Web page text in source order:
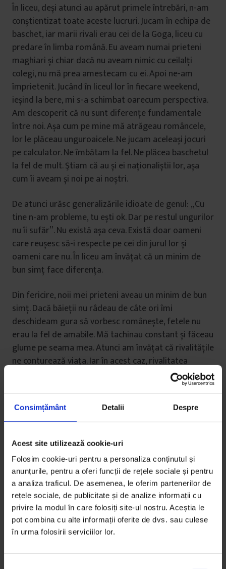
Consimțământ Detalii Despre
Acest site utilizează cookie-uri
Folosim cookie-uri pentru a personaliza conținutul și
anunțurile, pentru a oferi funcții de rețele sociale și pentru
a analiza traficul. De asemenea, le oferim partenerilor de
rețele sociale, de publicitate și de analize informații cu
privire la modul în care folosiți site-ul nostru. Aceștia le
pot combina cu alte informații oferite de dvs. sau culese
în urma folosirii serviciilor lor.
În liceu, deși atunci au apărut primele întrebări, n-am
conștientizat toate aceste lucruri. Jucam în echipa de
baschet, iar marii rivali erau cei de la Goga, liceu cu
predare în limba română. Eu aveam numai prieteni
maghiari și chiar dacă nu aveam nimic cu ceilalți
colegi, nu mă prea amestecam cu ei. Apoi ne-am
împrietenit. Jucând în liceul lor în fiecare weekend,
ieșind la bere, mi s-a schimbat oarecum perspectiva.
Am descoperit că nu sunt diferențe fundamentale
între noi. Așa cum pe mine mă atrăgeau româncele,
lor le plăceau unguroaicele. Ne jucam aceleași jocuri
pe calculator. Ne îmbătam la fel. Ne plăcea baschetul
la fel de mult. Ştiam că au și ei naționaliștii lor, așa
cum îi aveam și noi pe ai noștri.
De atunci urăsc generalizările idioate de genul: „Cu
tine n-am probleme, tu ești ok. Dar pe restul ungurilor
nu îi sufăr”. Nu există așa ceva. Există doar oameni
care reușesc să-i respecte pe cei din jurul lor și
oameni care nu. În liceu am învățat că un minim de
bun simț face diferența.
Din fericire, noii mei prieteni aveau un minim de bun
simț. Dacă băieții nu râdeau de câte ori îmi
deschideam gura să vorbesc românește, fetele nu
erau la fel de amabile. Mă tachinau constant și făceau
glume pe seama mea. Atunci am învățat că rivalitățile
ne conturează viața. Iar în acest caz, rivalitatea
femeie-bărbat era mai presus de cea dintre român și
Realitatea m-a lovit în față când am ajuns la
facultate în Cluj. Într-un oraș unde Funar a putut să
aibă trei mandate la rând, atmosfera nu era peste
tot prietenoasă. Deși între studenți și în majoritatea
unităților academice nu întâmpinam deloc probleme,
prin oraș m-am confruntat cu tot soiul de oameni,
unii mai bădărani, alții mai finuți. În prima săptămână
maghiară în mașina lui, să coborâm, că nu ne duce